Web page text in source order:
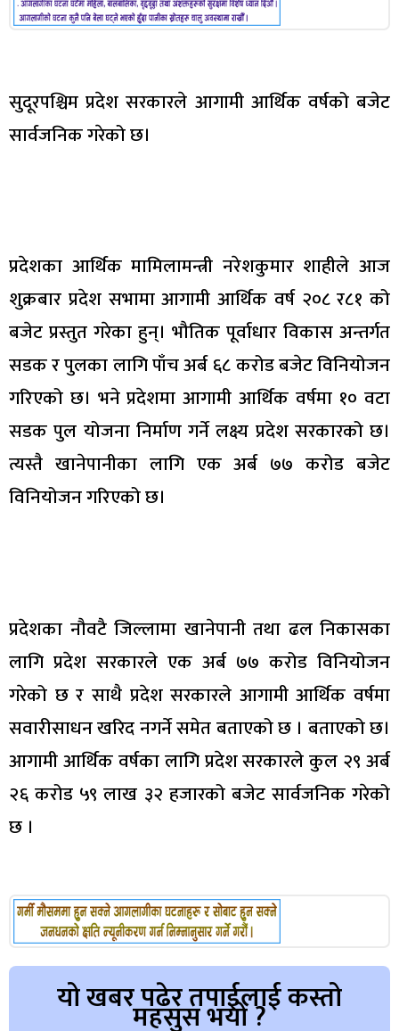
सुदूरपश्चिम प्रदेश सरकारले आगामी आर्थिक वर्षको बजेट
सार्वजनिक गरेको छ।
प्रदेशका आर्थिक मामिलामन्त्री नरेशकुमार शाहीले आज
शुक्रबार प्रदेश सभामा आगामी आर्थिक वर्ष २०८ र८१ को
बजेट प्रस्तुत गरेका हुन्। भौतिक पूर्वाधार विकास अन्तर्गत
सडक र पुलका लागि पाँच अर्ब ६८ करोड बजेट विनियोजन
गरिएको छ। भने प्रदेशमा आगामी आर्थिक वर्षमा १० वटा
सडक पुल योजना निर्माण गर्ने लक्ष्य प्रदेश सरकारको छ।
त्यस्तै खानेपानीका लागि एक अर्ब ७७ करोड बजेट
विनियोजन गरिएको छ।
प्रदेशका नौवटै जिल्लामा खानेपानी तथा ढल निकासका
लागि प्रदेश सरकारले एक अर्ब ७७ करोड विनियोजन
गरेको छ र साथै प्रदेश सरकारले आगामी आर्थिक वर्षमा
सवारीसाधन खरिद नगर्ने समेत बताएको छ । बताएको छ।
आगामी आर्थिक वर्षका लागि प्रदेश सरकारले कुल २९ अर्ब
२६ करोड ५९ लाख ३२ हजारको बजेट सार्वजनिक गरेको
छ ।
यो खबर पढेर तपाईलाई कस्तो
महसुस भयो ?